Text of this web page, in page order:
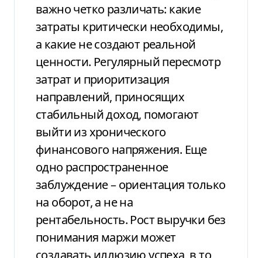
важно четко различать: какие
затраты критически необходимы,
а какие не создают реальной
ценности. Регулярный пересмотр
затрат и приоритизация
направлений, приносящих
стабильный доход, помогают
выйти из хронического
финансового напряжения. Еще
одно распространенное
заблуждение – ориентация только
на оборот, а не на
рентабельность. Рост выручки без
понимания маржи может
создавать иллюзию успеха, в то